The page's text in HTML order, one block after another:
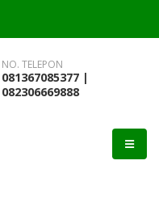
NO. TELEPON
081367085377 |
082306669888